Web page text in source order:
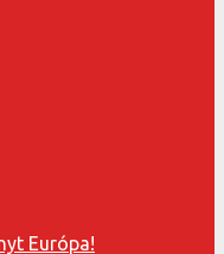
Európa!